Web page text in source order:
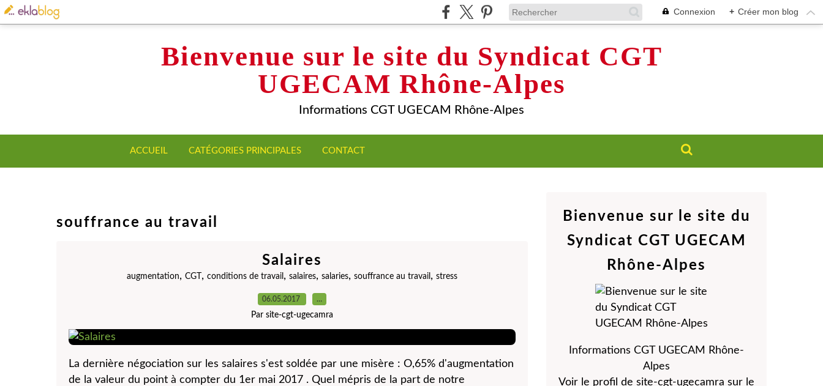
Connexion + Créer mon blog
Bienvenue sur le site du Syndicat CGT
UGECAM Rhône-Alpes
Informations CGT UGECAM Rhône-Alpes
ACCUEIL CATÉGORIES PRINCIPALES CONTACT
souffrance au travail
Salaires
augmentation, CGT , conditions de travail , salaires, salaries, souffrance au travail , stress
06.05.2017 …
Par site-cgt-ugecamra
La dernière négociation sur les salaires s'est soldée par une misère : O,65% d'augmentation
de la valeur du point à compter du 1er mai 2017 . Quel mépris de la part de notre
Bienvenue sur le site du
Syndicat CGT UGECAM
Rhône-Alpes
Informations CGT UGECAM Rhône-
Alpes
Voir le profil de site-cgt-ugecamra sur le